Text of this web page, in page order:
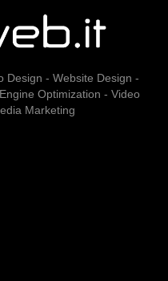
Design - Website Design -
Optimization - Video
Marketing